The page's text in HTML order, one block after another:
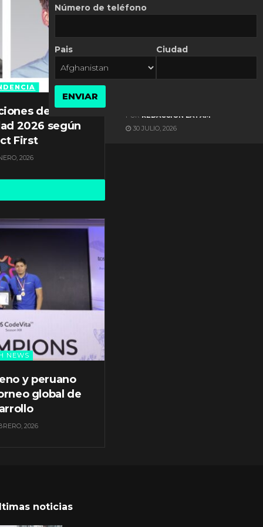
de
2026 según
First
2026
NEWS
y peruano
global de
2026
ES NOTICIA
POR REDACCIÓN LATAM
30 JULIO, 2026
noticias
Número de teléfono
Pais Ciudad
ENVIAR